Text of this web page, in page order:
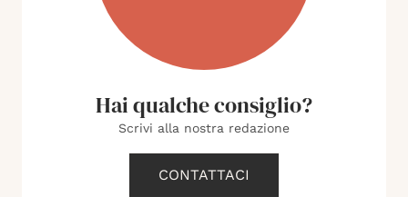
Hai qualche consiglio?
Scrivi alla nostra redazione
CONTATTACI